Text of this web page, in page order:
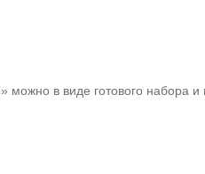
можно в виде готового набора